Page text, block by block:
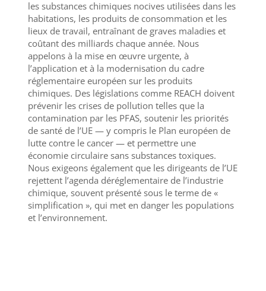
les substances chimiques nocives utilisées dans les
habitations, les produits de consommation et les
lieux de travail, entraînant de graves maladies et
coûtant des milliards chaque année. Nous
appelons à la mise en œuvre urgente, à
l’application et à la modernisation du cadre
réglementaire européen sur les produits
chimiques. Des législations comme REACH doivent
prévenir les crises de pollution telles que la
contamination par les PFAS, soutenir les priorités
de santé de l’UE — y compris le Plan européen de
lutte contre le cancer — et permettre une
économie circulaire sans substances toxiques.
Nous exigeons également que les dirigeants de l’UE
rejettent l’agenda déréglementaire de l’industrie
chimique, souvent présenté sous le terme de «
simplification », qui met en danger les populations
et l’environnement.